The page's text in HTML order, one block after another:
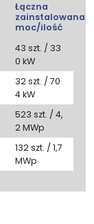
Łączna
zainstalowana
moc/ilość
43 szt. / 33
0 kW
32 szt. / 70
4 kW
523 szt. / 4,
2 MWp
132 szt. / 1,7
MWp